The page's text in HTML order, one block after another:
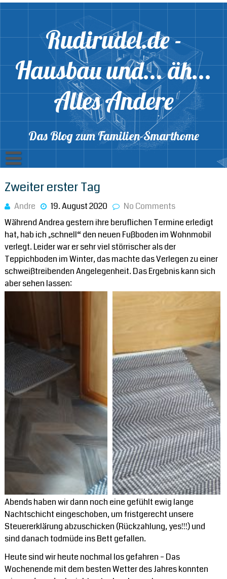
Skip
Rudirudel.de -
Hausbau und... äh...
Alles Andere
Das Blog zum Familien-Smarthome
Linkliste
Disclaimer: Was
Unser Youtube-Kanal
Zweiter erster Tag
Andre 19. August 2020
No Comments
Während Andrea gestern ihre beruflichen Termine erledigt
hat, hab ich „schnell“ den neuen Fußboden im Wohnmobil
verlegt. Leider war er sehr viel störrischer als der
Teppichboden im Winter, das machte das Verlegen zu einer
schweißtreibenden Angelegenheit. Das Ergebnis kann sich
aber sehen lassen:
Abends haben wir dann noch eine gefühlt ewig lange
Nachtschicht eingeschoben, um fristgerecht unsere
Steuererklärung abzuschicken (Rückzahlung, yes!!!) und
sind danach todmüde ins Bett gefallen.
Heute sind wir heute nochmal los gefahren – Das
Wochenende mit dem besten Wetter des Jahres konnten